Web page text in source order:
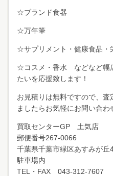
☆ブランド食器
☆万年筆
☆サプリメント・健康食品・
☆コスメ・香水 などなど幅
たいを応援致します！
お見積りは無料ですので、
ましたらお気軽にお問い合わ
買取センターGP 土気店
郵便番号267-0066
千葉県千葉市緑区あすみが
駐車場内
TEL・FAX 043-312-7607